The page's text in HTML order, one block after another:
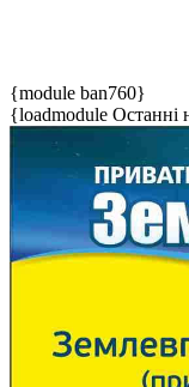
{module ban760}
{loadmodule Останні